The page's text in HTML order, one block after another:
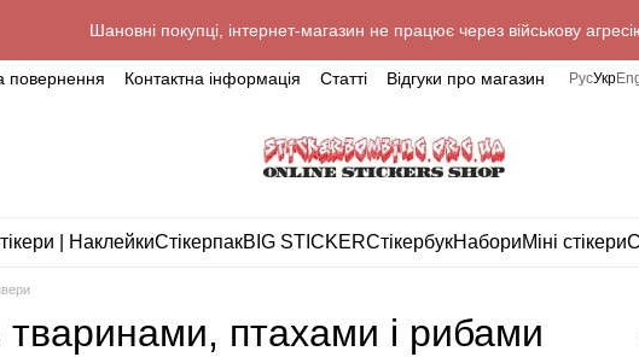
Шановні покупці, інтернет-магазин не працює через військову
повернення Контактна інформація Статті Відгуки про магазин РусУкр
| НаклейкиСтікерпакBIG STICKERСтікербукНабориМіні стікери
тваринами, птахами і рибами